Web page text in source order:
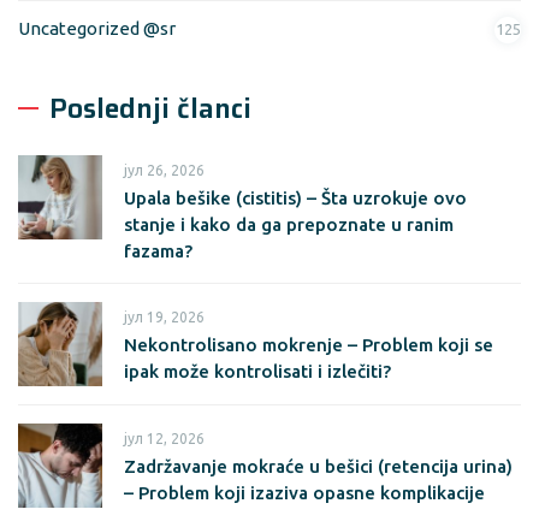
Uncategorized @sr 125
Poslednji članci
јул 26, 2026
Upala bešike (cistitis) – Šta uzrokuje ovo
stanje i kako da ga prepoznate u ranim
fazama?
јул 19, 2026
Nekontrolisano mokrenje – Problem koji se
ipak može kontrolisati i izlečiti?
јул 12, 2026
Zadržavanje mokraće u bešici (retencija urina)
– Problem koji izaziva opasne komplikacije